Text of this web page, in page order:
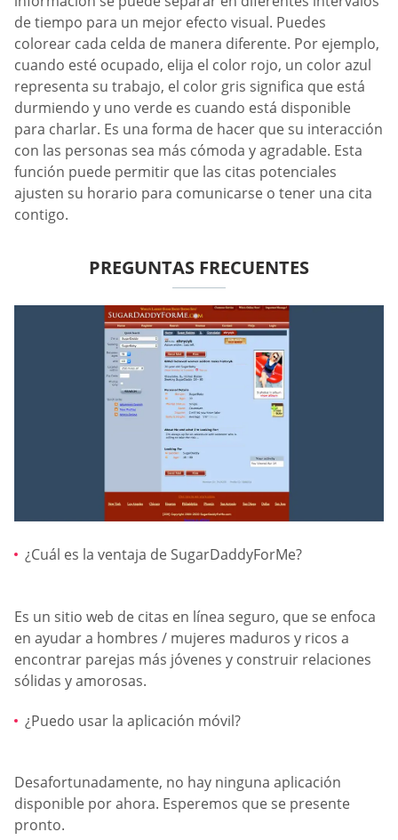
de tiempo para un mejor efecto visual. Puedes
colorear cada celda de manera diferente. Por ejemplo,
cuando esté ocupado, elija el color rojo, un color azul
representa su trabajo, el color gris significa que está
durmiendo y uno verde es cuando está disponible
para charlar. Es una forma de hacer que su interacción
con las personas sea más cómoda y agradable. Esta
función puede permitir que las citas potenciales
ajusten su horario para comunicarse o tener una cita
contigo.
PREGUNTAS FRECUENTES
¿Cuál es la ventaja de SugarDaddyForMe?
Es un sitio web de citas en línea seguro, que se enfoca
en ayudar a hombres / mujeres maduros y ricos a
encontrar parejas más jóvenes y construir relaciones
sólidas y amorosas.
¿Puedo usar la aplicación móvil?
Desafortunadamente, no hay ninguna aplicación
disponible por ahora. Esperemos que se presente
pronto.